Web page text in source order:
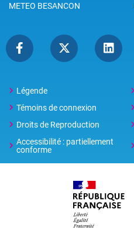
METEO BESANCON
Légende
Témoins de connexion
Droits de Reproduction
Accessibilité : partiellement
conforme